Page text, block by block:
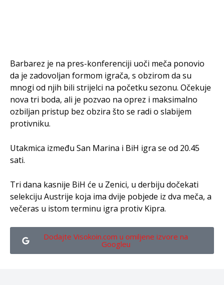
Barbarez je na pres-konferenciji uoči meča ponovio
da je zadovoljan formom igrača, s obzirom da su
mnogi od njih bili strijelci na početku sezonu. Očekuje
nova tri boda, ali je pozvao na oprez i maksimalno
ozbiljan pristup bez obzira što se radi o slabijem
protivniku.
Utakmica između San Marina i BiH igra se od 20.45
sati.
Tri dana kasnije BiH će u Zenici, u derbiju dočekati
selekciju Austrije koja ima dvije pobjede iz dva meča, a
večeras u istom terminu igra protiv Kipra.
Dodajte Visokoin.com u omiljene izvore na
Googleu